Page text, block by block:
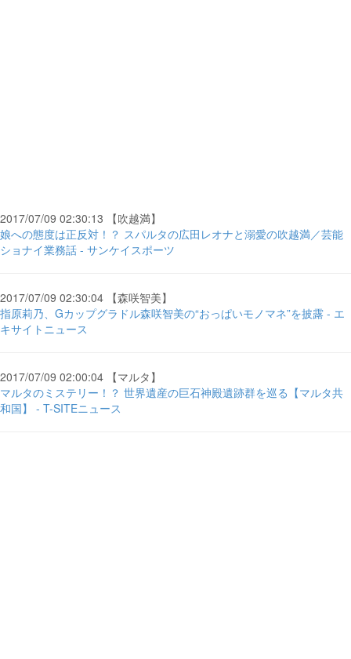
2017/07/09 02:30:13 【吹越満】
娘への態度は正反対！？ スパルタの広田レオナと溺愛の吹越満／芸能
ショナイ業務話 - サンケイスポーツ
2017/07/09 02:30:04 【森咲智美】
指原莉乃、Gカップグラドル森咲智美の“おっぱいモノマネ”を披露 - エ
キサイトニュース
2017/07/09 02:00:04 【マルタ】
マルタのミステリー！？ 世界遺産の巨石神殿遺跡群を巡る【マルタ共
和国】 - T-SITEニュース